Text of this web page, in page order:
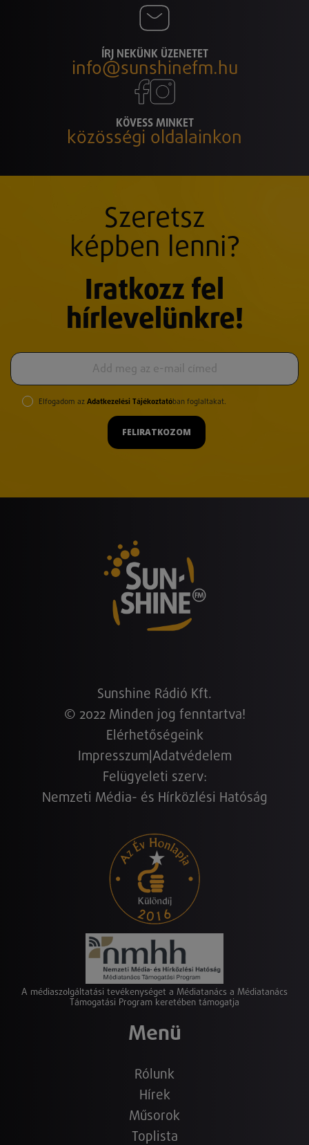
ÍRJ NEKÜNK ÜZENETET
info@sunshinefm.hu
KÖVESS MINKET
közösségi oldalainkon
Szeretsz
képben lenni?
Iratkozz fel
hírlevelünkre!
Elfogadom az Adatkezelési Tájékoztatóban foglaltakat.
FELIRATKOZOM
Sunshine Rádió Kft.
© 2022 Minden jog fenntartva!
Elérhetőségeink
Impresszum Adatvédelem
Felügyeleti szerv:
Nemzeti Média- és Hírközlési Hatóság
A médiaszolgáltatási tevékenységet a Médiatanács a Médiatanács
Támogatási Program keretében támogatja
Menü
Rólunk
Hírek
Műsorok
Toplista